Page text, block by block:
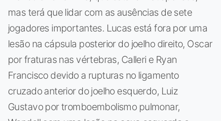
mas terá que lidar com as ausências de sete
jogadores importantes. Lucas está fora por uma
lesão na cápsula posterior do joelho direito, Oscar
por fraturas nas vértebras, Calleri e Ryan
Francisco devido a rupturas no ligamento
cruzado anterior do joelho esquerdo, Luiz
Gustavo por tromboembolismo pulmonar,